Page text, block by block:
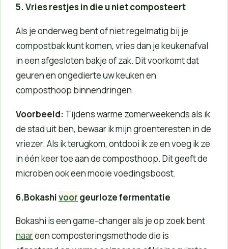
5. Vries restjes in die u niet composteert
Als je onderweg bent of niet regelmatig bij je
compostbak kunt komen, vries dan je keukenafval
in een afgesloten bakje of zak. Dit voorkomt dat
geuren en ongedierte uw keuken en
composthoop binnendringen.
Voorbeeld: Tijdens warme zomerweekends als ik
de stad uit ben, bewaar ik mijn groenteresten in de
vriezer. Als ik terugkom, ontdooi ik ze en voeg ik ze
in één keer toe aan de composthoop. Dit geeft de
microben ook een mooie voedingsboost.
6.Bokashivoor geurloze fermentatie
Bokashi is een game-changer als je op zoek bent
naareen composteringsmethode die is